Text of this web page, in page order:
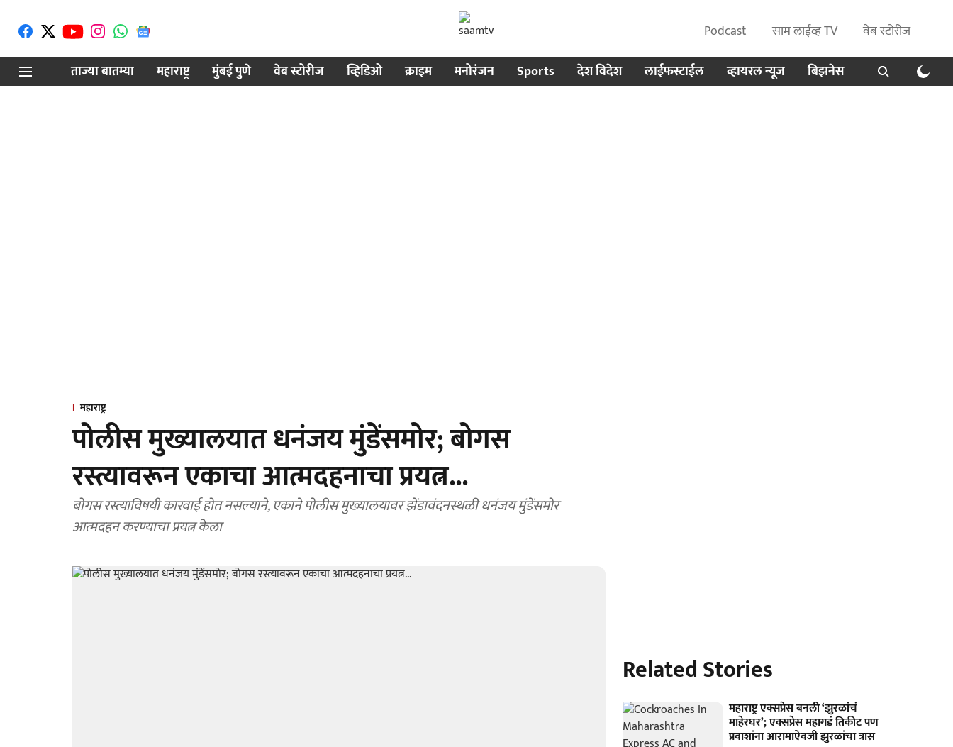
Podcast साम लाईव्ह TV
वेब स्टोरीज
ताज्या बातम्या
महाराष्ट्र मुंबई पुणे वेब स्टोरीज व्हिडिओ क्राइम मनोरंजन Sports देश विदेश लाईफस्टाईल व्हायरल न्यूज बिझनेस
महाराष्ट्र
पोलीस मुख्यालयात धनंजय मुंडेंसमोर; बोगस
रस्त्यावरून एकाचा आत्मदहनाचा प्रयत्न...
बोगस रस्त्याविषयी कारवाई होत नसल्याने, एकाने पोलीस मुख्यालयावर झेंडावंदनस्थळी धनंजय मुंडेंसमोर
आत्मदहन करण्याचा प्रयत्न केला
Related Stories
महाराष्ट्र एक्सप्रेस बनली ‘झुरळांचं
माहेरघर’; एक्सप्रेस महागडं तिकीट पण
प्रवाशांना आरामाऐवजी झुरळांचा त्रास